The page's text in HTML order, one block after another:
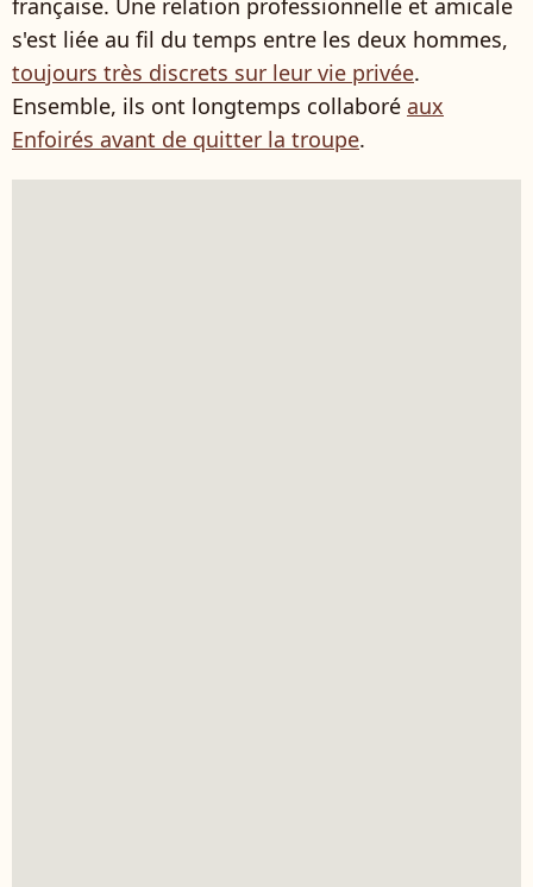
française. Une relation professionnelle et amicale
s'est liée au fil du temps entre les deux hommes,
toujours très discrets sur leur vie privée.
Ensemble, ils ont longtemps collaboré aux
Enfoirés avant de quitter la troupe.